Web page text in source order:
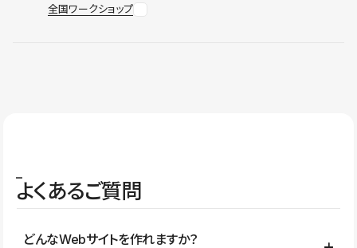
全国ワークショップ
よくあるご質問
どんなWebサイトを作れますか？